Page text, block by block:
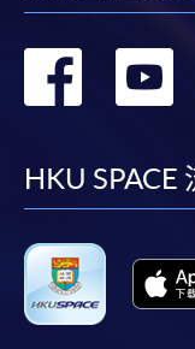
转
HKU SPACE